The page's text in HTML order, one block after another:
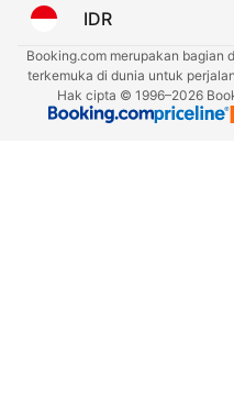
IDR
Booking.com merupakan bagian
terkemuka di dunia untuk
Hak cipta © 1996–2026